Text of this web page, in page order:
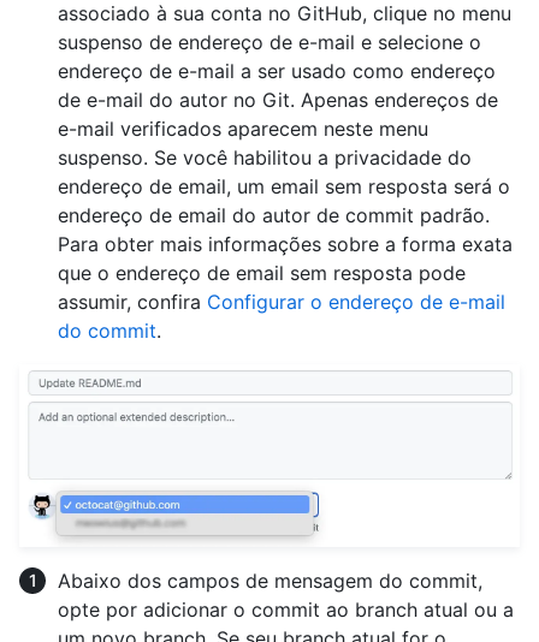
associado à sua conta no GitHub, clique no menu
suspenso de endereço de e-mail e selecione o
endereço de e-mail a ser usado como endereço
de e-mail do autor no Git. Apenas endereços de
e-mail verificados aparecem neste menu
suspenso. Se você habilitou a privacidade do
endereço de email, um email sem resposta será o
endereço de email do autor de commit padrão.
Para obter mais informações sobre a forma exata
que o endereço de email sem resposta pode
assumir, confira Configurar o endereço de e-mail
do commit.
Abaixo dos campos de mensagem do commit,
opte por adicionar o commit ao branch atual ou a